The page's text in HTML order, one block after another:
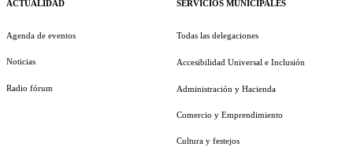
ACTUALIDAD
Agenda de eventos
Noticias
Radio fórum
SERVICIOS MUNICIPALES
Todas las delegaciones
Accesibilidad Universal e Inclusión
Administración y Hacienda
Comercio y Emprendimiento
Cultura y festejos